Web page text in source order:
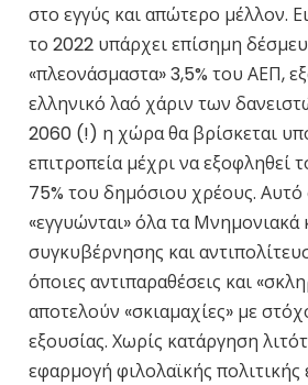
στο εγγύς και απώτερο μέλλον.
το 2022 υπάρχει επίσημη
«πλεονάσμαστα» 3,5% του ΑΕΠ,
ελληνικό λαό χάριν των
2060 (!) η χώρα θα βρίσκεται
επιτροπεία μέχρι να εξοφληθεί
75% του δημόσιου χρέους. Αυτό
«εγγυώνται» όλα τα Μνημονιακά
συγκυβέρνησης και
όποιες αντιπαραθέσεις και
αποτελούν «σκιαμαχίες» με
εξουσίας. Χωρίς κατάργηση
εφαρμογή φιλολαϊκής